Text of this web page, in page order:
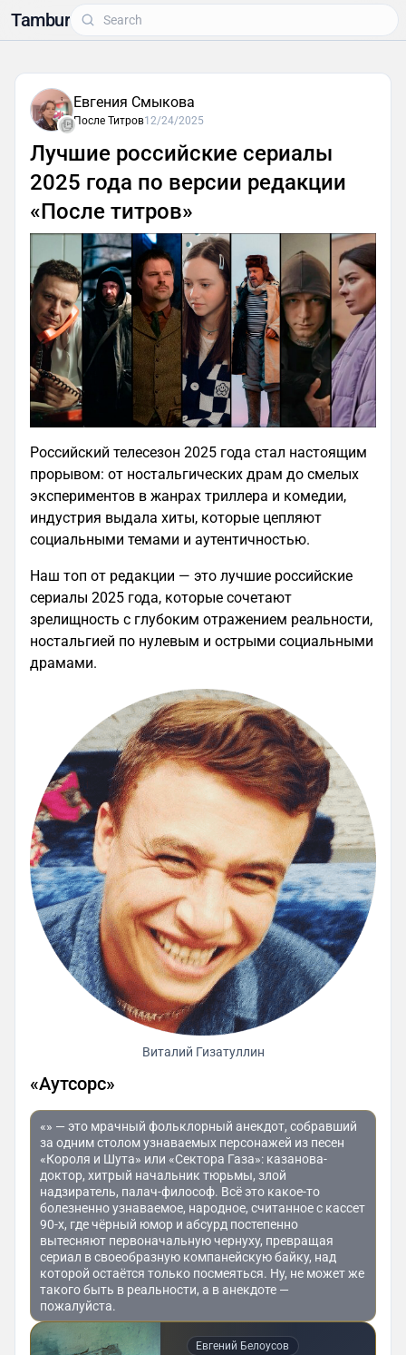
Tambur
Евгения Смыкова
После Титров12/24/2025
Лучшие российские сериалы
2025 года по версии редакции
«После титров»
Российский телесезон 2025 года стал настоящим
прорывом: от ностальгических драм до смелых
экспериментов в жанрах триллера и комедии,
индустрия выдала хиты, которые цепляют
социальными темами и аутентичностью.
Наш топ от редакции — это лучшие российские
сериалы 2025 года, которые сочетают
зрелищность с глубоким отражением реальности,
ностальгией по нулевым и острыми социальными
драмами.
Виталий Гизатуллин
«Аутсорс»
«» — это мрачный фольклорный анекдот, собравший
за одним столом узнаваемых персонажей из песен
«Короля и Шута» или «Сектора Газа»: казанова-
доктор, хитрый начальник тюрьмы, злой
надзиратель, палач-философ. Всё это какое-то
болезненно узнаваемое, народное, считанное с кассет
90-х, где чёрный юмор и абсурд постепенно
вытесняют первоначальную чернуху, превращая
сериал в своеобразную компанейскую байку, над
которой остаётся только посмеяться. Ну, не может же
такого быть в реальности, а в анекдоте —
пожалуйста.
Евгений Белоусов